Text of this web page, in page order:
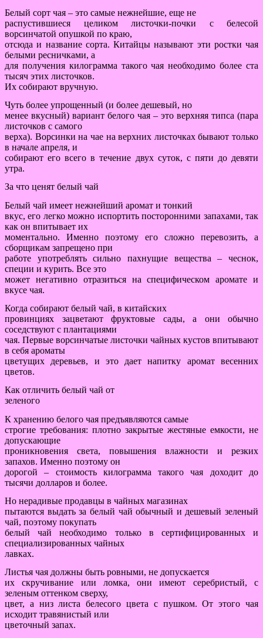
Белый сорт чая – это самые нежнейшие, еще не
распустившиеся целиком листочки-почки с белесой
ворсинчатой опушкой по краю,
отсюда и название сорта. Китайцы называют эти ростки чая
белыми ресничками, а
для получения килограмма такого чая необходимо более ста
тысяч этих листочков.
Их собирают вручную.
Чуть более упрощенный (и более дешевый, но
менее вкусный) вариант белого чая – это верхняя типса (пара
листочков с самого
верха). Ворсинки на чае на верхних листочках бывают только
в начале апреля, и
собирают его всего в течение двух суток, с пяти до девяти
утра.
За что ценят белый чай
Белый чай имеет нежнейший аромат и тонкий
вкус, его легко можно испортить посторонними запахами, так
как он впитывает их
моментально. Именно поэтому его сложно перевозить, а
сборщикам запрещено при
работе употреблять сильно пахнущие вещества – чеснок,
специи и курить. Все это
может негативно отразиться на специфическом аромате и
вкусе чая.
Когда собирают белый чай, в китайских
провинциях зацветают фруктовые сады, а они обычно
соседствуют с плантациями
чая. Первые ворсинчатые листочки чайных кустов впитывают
в себя ароматы
цветущих деревьев, и это дает напитку аромат весенних
цветов.
Как отличить белый чай от
зеленого
К хранению белого чая предъявляются самые
строгие требования: плотно закрытые жестяные емкости, не
допускающие
проникновения света, повышения влажности и резких
запахов. Именно поэтому он
дорогой – стоимость килограмма такого чая доходит до
тысячи долларов и более.
Но нерадивые продавцы в чайных магазинах
пытаются выдать за белый чай обычный и дешевый зеленый
чай, поэтому покупать
белый чай необходимо только в сертифицированных и
специализированных чайных
лавках.
Листья чая должны быть ровными, не допускается
их скручивание или ломка, они имеют серебристый, с
зеленым оттенком сверху,
цвет, а низ листа белесого цвета с пушком. От этого чая
исходит травянистый или
цветочный запах.